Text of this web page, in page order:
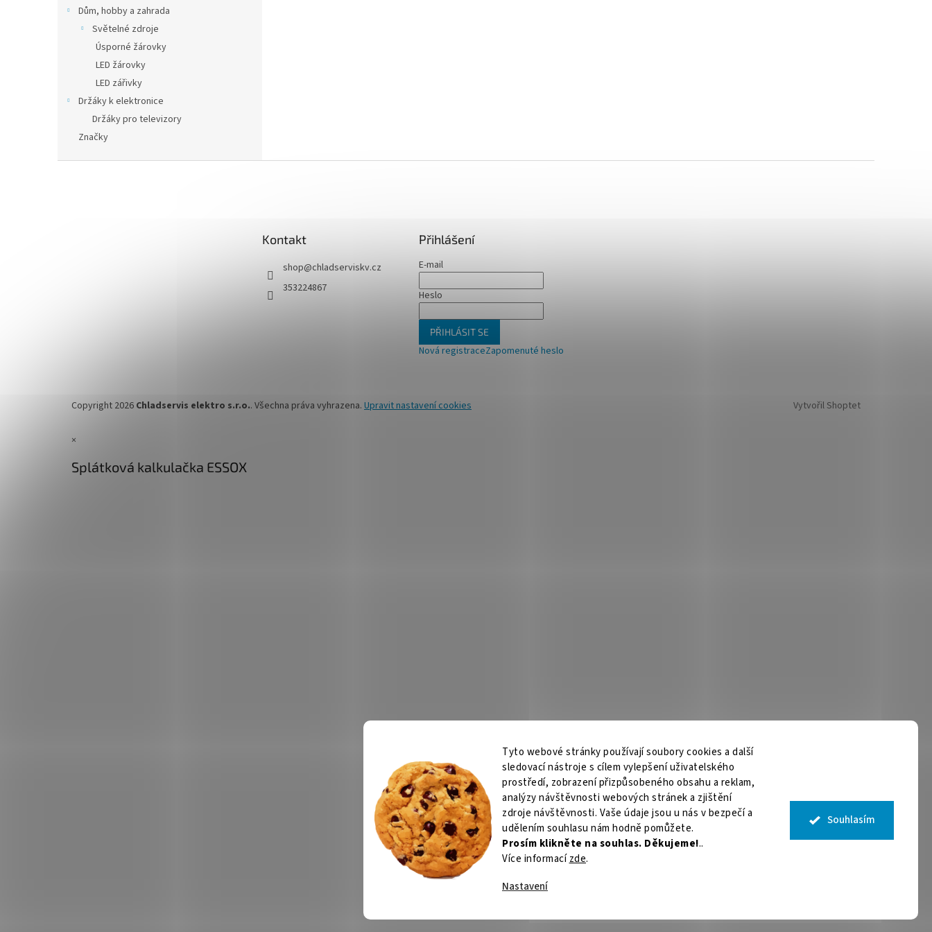
Tyto webové stránky používají soubory cookies a další
sledovací nástroje s cílem vylepšení uživatelského
prostředí, zobrazení přizpůsobeného obsahu a reklam,
analýzy návštěvnosti webových stránek a zjištění
zdroje návštěvnosti. Vaše údaje jsou u nás v bezpečí a
udělením souhlasu nám hodně pomůžete.
Prosím klikněte na souhlas. Děkujeme!..
Více informacízde.
Nastavení
Souhlasím
Dům, hobby a zahrada
Světelné zdroje
Úsporné žárovky
LED žárovky
LED zářivky
Držáky k elektronice
Držáky pro televizory
Značky
Kontakt
shop@chladserviskv.cz
353224867
Přihlášení
E-mail
Heslo
PŘIHLÁSIT SE
Nová registraceZapomenuté heslo
Vytvořil Shoptet
Copyright 2026 Chladservis elektro s.r.o.. Všechna práva vyhrazena. Upravit nastavení cookies
×
Splátková kalkulačka ESSOX